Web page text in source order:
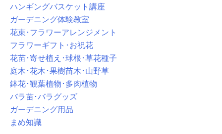
ハンギングバスケット講座
ガーデニング体験教室
花束･フラワーアレンジメント
フラワーギフト･お祝花
花苗･寄せ植え･球根･草花種子
庭木･花木･果樹苗木･山野草
鉢花･観葉植物･多肉植物
バラ苗･バラグッズ
ガーデニング用品
まめ知識